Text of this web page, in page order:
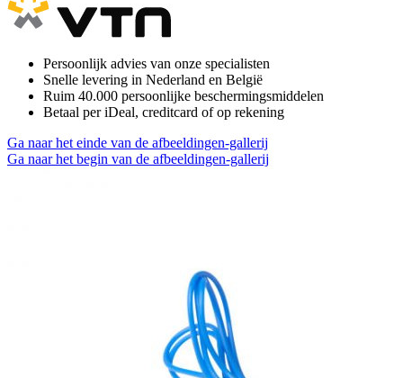
Persoonlijk advies van onze specialisten
Snelle levering in Nederland en België
Ruim 40.000 persoonlijke beschermingsmiddelen
Betaal per iDeal, creditcard of op rekening
Ga naar het einde van de afbeeldingen-gallerij
Ga naar het begin van de afbeeldingen-gallerij